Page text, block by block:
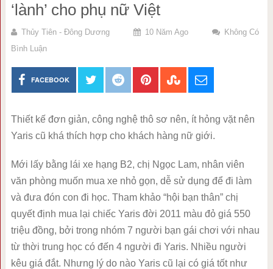
‘lành’ cho phụ nữ Việt
Thủy Tiên - Đông Dương 10 Năm Ago
Không Có
Bình Luận
FACEBOOK
Thiết kế đơn giản, công nghệ thô sơ nên, ít hỏng vặt nên
Yaris cũ khá thích hợp cho khách hàng nữ giới.
Mới lấy bằng lái xe hạng B2, chị Ngọc Lam, nhân viên
văn phòng muốn mua xe nhỏ gọn, dễ sử dụng để đi làm
và đưa đón con đi học. Tham khảo “hội bạn thân” chị
quyết định mua lại chiếc Yaris đời 2011 màu đỏ giá 550
triệu đồng, bởi trong nhóm 7 người bạn gái chơi với nhau
từ thời trung học có đến 4 người đi Yaris. Nhiều người
kêu giá đắt. Nhưng lý do nào Yaris cũ lại có giá tốt như